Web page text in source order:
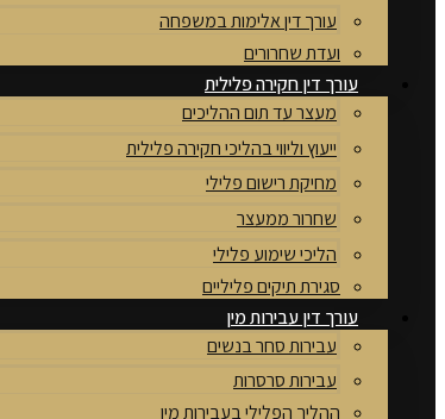
עורך דין אלימות במשפחה
ועדת שחרורים
עורך דין חקירה פלילית
מעצר עד תום ההליכים
ייעוץ וליווי בהליכי חקירה פלילית
מחיקת רישום פלילי
שחרור ממעצר
הליכי שימוע פלילי
סגירת תיקים פליליים
עורך דין עבירות מין
עבירות סחר בנשים
עבירות סרסרות
ההליך הפלילי בעבירות מין